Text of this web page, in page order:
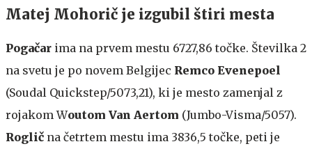
Matej Mohorič je izgubil štiri mesta
Pogačar ima na prvem mestu 6727,86 točke. Številka 2
na svetu je po novem Belgijec Remco Evenepoel
(Soudal Quickstep/5073,21), ki je mesto zamenjal z
rojakom Woutom Van Aertom (Jumbo-Visma/5057).
Roglič na četrtem mestu ima 3836,5 točke, peti je